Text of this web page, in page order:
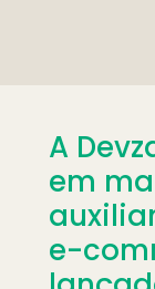
A
em
e-